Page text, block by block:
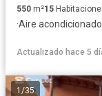
550 m²15
·Aire acondicionado
Actualizado hace 5
1 /35